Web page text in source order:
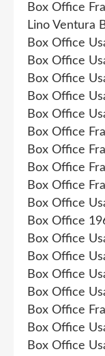
Box Office
Lino Ventura
Box Office
Box Office
Box Office
Box Office
Box Office
Box Office
Box Office
Box Office
Box Office
Box Office
Box Office
Box Office
Box Office
Box Office
Box Office
Box Office
Box Office
Box Office